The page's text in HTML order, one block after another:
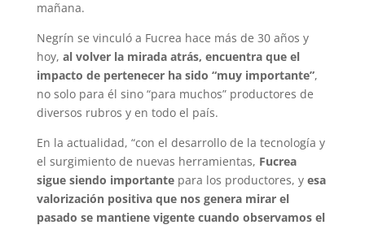
mañana.
Negrín se vinculó a Fucrea hace más de 30 años y
hoy, al volver la mirada atrás, encuentra que el
impacto de pertenecer ha sido “muy importante”,
no solo para él sino “para muchos” productores de
diversos rubros y en todo el país.
En la actualidad, “con el desarrollo de la tecnología y
el surgimiento de nuevas herramientas, Fucrea
sigue siendo importantepara los productores, y esa
valorización positiva que nos genera mirar el
pasado se mantiene vigente cuando observamos el